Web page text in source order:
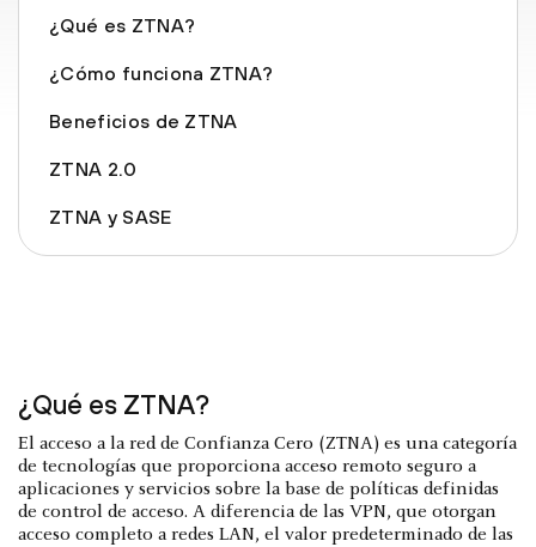
¿Qué es ZTNA?
¿Cómo funciona ZTNA?
Beneficios de ZTNA
ZTNA 2.0
ZTNA y SASE
¿Qué es ZTNA?
El acceso a la red de Confianza Cero (ZTNA) es una categoría
de tecnologías que proporciona acceso remoto seguro a
aplicaciones y servicios sobre la base de políticas definidas
de control de acceso. A diferencia de las VPN, que otorgan
acceso completo a redes LAN, el valor predeterminado de las